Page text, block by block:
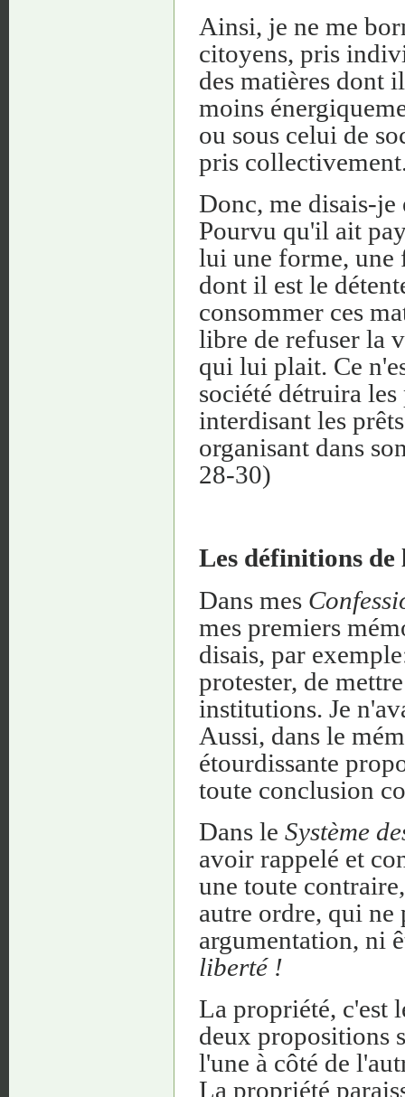
Ainsi, je ne me
citoyens, pris
des matières dont
moins
ou sous celui de
pris
Donc, me disais-je
Pourvu qu'il ait
lui une forme, une
dont il est le
consommer ces
libre de refuser la
qui lui plait. Ce
société détruira
interdisant les
organisant dans
28-30)
Les définitions
Dans mes
mes premiers
disais, par
protester, de
institutions. Je
Aussi, dans le
étourdissante
toute conclusion
Dans le Système
avoir rappelé et
une toute
autre ordre, qui
argumentation, ni
liberté !
La propriété, c'est
deux propositions
l'une à côté de
La propriété